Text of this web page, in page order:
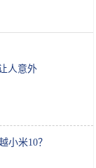
人意外
小米10？